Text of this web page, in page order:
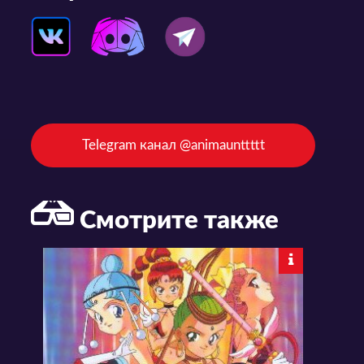
Telegram канал @animaunttttt
Смотрите также